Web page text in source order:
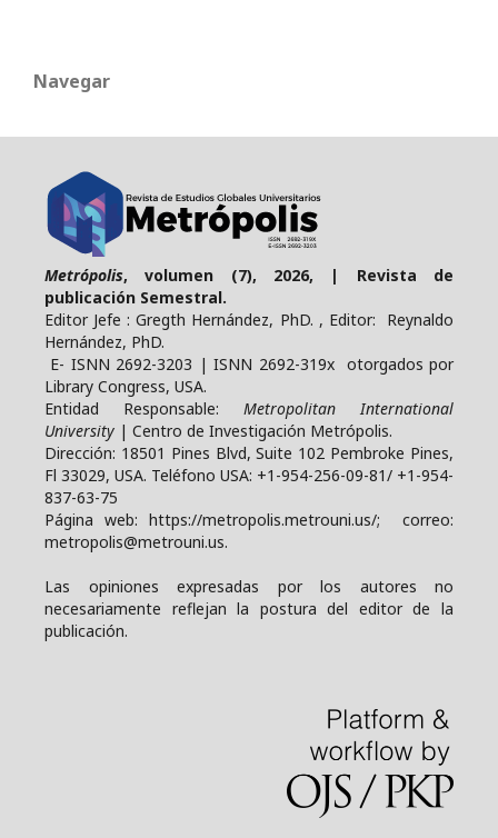
Navegar
Metrópolis, volumen (7), 2026, | Revista de
publicación Semestral.
Editor Jefe : Gregth Hernández, PhD. , Editor: Reynaldo
Hernández, PhD.
E- ISNN 2692-3203 | ISNN 2692-319x otorgados por
Library Congress, USA.
Entidad Responsable: Metropolitan International
University | Centro de Investigación Metrópolis.
Dirección: 18501 Pines Blvd, Suite 102 Pembroke Pines,
Fl 33029, USA. Teléfono USA: +1-954-256-09-81/ +1-954-
837-63-75
Página web: https://metropolis.metrouni.us/; correo:
metropolis@metrouni.us.
Las opiniones expresadas por los autores no
necesariamente reflejan la postura del editor de la
publicación.